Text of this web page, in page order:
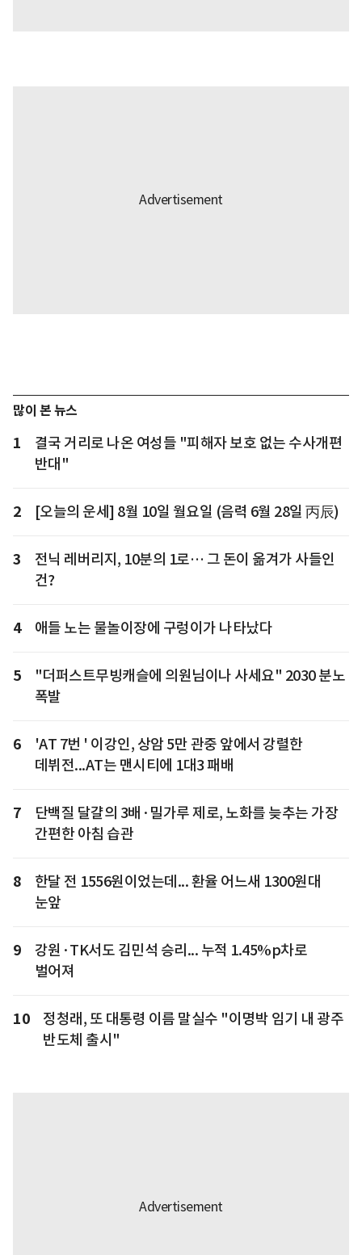
많이 본 뉴스
1
결국 거리로 나온 여성들 "피해자 보호 없는 수사개편
반대"
2 [오늘의 운세] 8월 10일 월요일 (음력 6월 28일 丙辰)
3
전닉 레버리지, 10분의 1로… 그 돈이 옮겨가 사들인
건?
4 애들 노는 물놀이장에 구렁이가 나타났다
5
"더퍼스트무빙캐슬에 의원님이나 사세요" 2030 분노
폭발
6
'AT 7번 ' 이강인, 상암 5만 관중 앞에서 강렬한
데뷔전...AT는 맨시티에 1대3 패배
7
단백질 달걀의 3배·밀가루 제로, 노화를 늦추는 가장
간편한 아침 습관
8
한달 전 1556원이었는데... 환율 어느새 1300원대
눈앞
9
강원·TK서도 김민석 승리... 누적 1.45%p차로
벌어져
10
정청래, 또 대통령 이름 말실수 "이명박 임기 내 광주
반도체 출시"